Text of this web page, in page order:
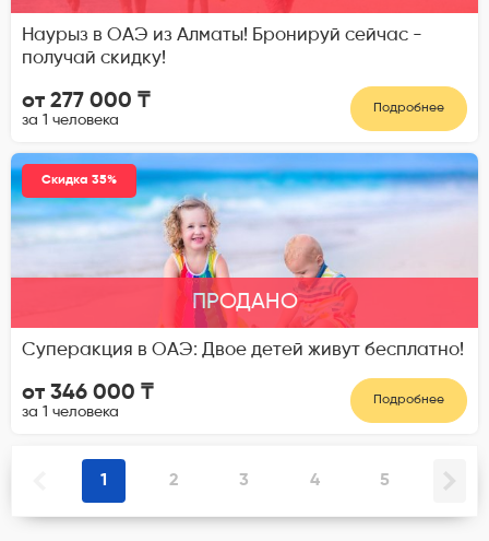
Наурыз в ОАЭ из Алматы! Бронируй сейчас -
получай скидку!
от 277 000 ₸
за 1 человека
Подробнее
Скидка 35%
ПРОДАНО
Суперакция в ОАЭ: Двое детей живут бесплатно!
от 346 000 ₸
за 1 человека
Подробнее
1 2 3 4 5